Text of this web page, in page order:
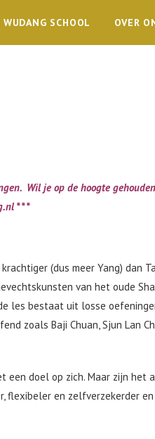
WUDANG SCHOOL OVER
Wil je op de hoogte
* * *
(dus meer Yang) dan
van het oude
les bestaat uit losse
zoals Baji Chuan, Sjun Lan
een doel op zich. Maar zijn het
flexibeler en zelfverzekerder